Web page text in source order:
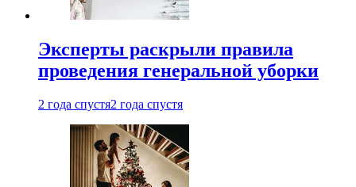
Эксперты раскрыли правила
проведения генеральной уборки
2 года спустя2 года спустя